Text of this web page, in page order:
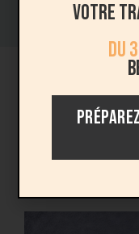
Votre
du